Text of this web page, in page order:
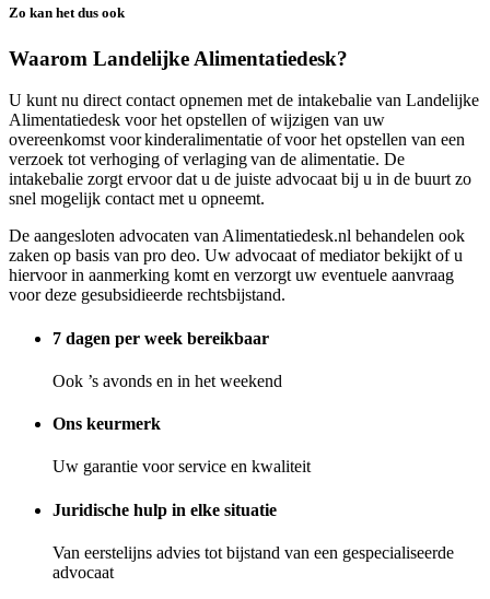
Zo kan het dus ook
Waarom Landelijke Alimentatiedesk?
U kunt nu direct contact opnemen met de intakebalie van Landelijke
Alimentatiedesk voor het opstellen of wijzigen van uw
overeenkomst voor kinderalimentatie of voor het opstellen van een
verzoek tot verhoging of verlaging van de alimentatie. De
intakebalie zorgt ervoor dat u de juiste advocaat bij u in de buurt zo
snel mogelijk contact met u opneemt.
De aangesloten advocaten van Alimentatiedesk.nl behandelen ook
zaken op basis van pro deo. Uw advocaat of mediator bekijkt of u
hiervoor in aanmerking komt en verzorgt uw eventuele aanvraag
voor deze gesubsidieerde rechtsbijstand.
7 dagen per week bereikbaar
Ook ’s avonds en in het weekend
Ons keurmerk
Uw garantie voor service en kwaliteit
Juridische hulp in elke situatie
Van eerstelijns advies tot bijstand van een gespecialiseerde
advocaat